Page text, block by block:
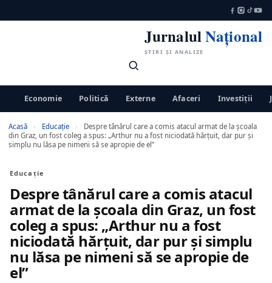
JurnalulNațional
ȘTIRI ȘI ANALIZE
Economie Politică Externe Afaceri Investiții
Acasă › Educaţie ›
Despre tânărul care a comis atacul armat de la școala
din Graz, un fost coleg a spus: „Arthur nu a fost niciodată hărțuit, dar pur și
simplu nu lăsa pe nimeni să se apropie de el”
Educaţie
Despre tânărul care a comis atacul
armat de la școala din Graz, un fost
coleg a spus: „Arthur nu a fost
niciodată hărțuit, dar pur și simplu
nu lăsa pe nimeni să se apropie de
el”